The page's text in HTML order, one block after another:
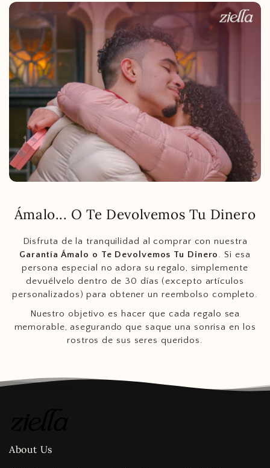
Ámalo... O Te Devolvemos Tu Dinero
Disfruta de la tranquilidad al comprar con nuestra
Garantía Ámalo o Te Devolvemos Tu Dinero. Si esa
persona especial no adora su regalo, simplemente
devuélvelo dentro de 30 días (excepto artículos
personalizados) para obtener un reembolso completo.
Nuestro objetivo es hacer que cada regalo sea
memorable, asegurando que saque una sonrisa en los
rostros de sus seres queridos.
About Us